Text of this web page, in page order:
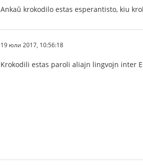
Ankaŭ krokodilo estas esperantisto, kiu
19 юли 2017, 10:56:18
Krokodili estas paroli aliajn lingvojn inter